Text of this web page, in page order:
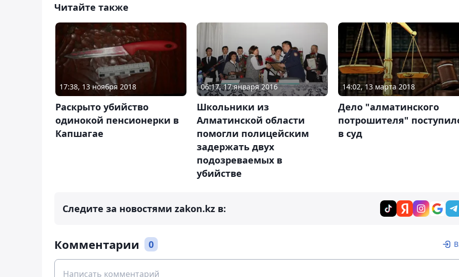
Читайте также
17:38, 13 ноября 2018
Раскрыто убийство
одинокой пенсионерки в
Капшагае
06:17, 17 января 2016
Школьники из
Алматинской области
помогли полицейским
задержать двух
подозреваемых в
убийстве
14:02, 13 марта 2018
Дело "алматинского
потрошителя"
в суд
Следите за новостями zakon.kz в:
Комментарии 0